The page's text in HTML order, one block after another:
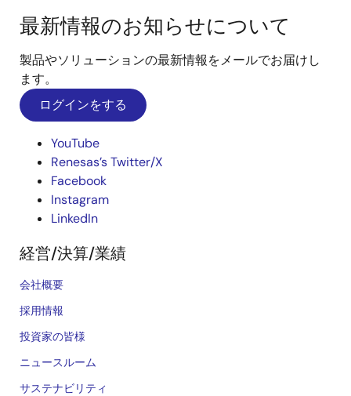
最新情報のお知らせについて
製品やソリューションの最新情報をメールでお届けし
ます。
ログインをする
YouTube
Renesas’s Twitter/X
Facebook
Instagram
LinkedIn
経営/決算/業績
会社概要
採用情報
投資家の皆様
ニュースルーム
サステナビリティ